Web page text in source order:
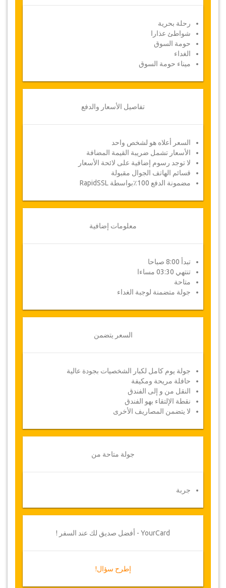
ظروف خارجة عن الإرادة بين الحين والحين. وفي مثل
هذه الحالات، تقدم للعملاء مواعيد بديلة أو استرداد
كامل للمبلغ المدفوع.
تفاصيل الخدمة لإدخال معلومات الحجز الخاصة بك
وسوف تتلقى قسيمة الخدمة تلقائيا.
رحلة بحرية
شواطئ عذارا
حومة السوق
الغداء
ميناء حومة السوق
تفاصيل الأسعار والدفع
السعر أعلاه هو لشخص واحد
الأسعار تشمل ضريبة القيمة المضافة
لا توجد رسوم إضافية على لائحة الأسعار
قسائم الهاتف الجوال مقبولة
مضمونة الدفع 100٪بواسطة RapidSSL
معلومات إضافية
تبدأ 8:00 صباحا
تنتهي 03:30 مساءا
متاحة
جولة متضمنة لوجبة الغداء
السعر يتضمن
جولة يوم كامل لكبار الشخصيات بجودة عالية
حافلة مريحة ومكيفة
النقل من و إلى الفندق
نقطة الإلتقاء بهو الفندق
لا يتضمن المصاريف الأخرى
جولة متاحة من
جربة
YourCard - أفضل صديق لك عند السفر !
إطرح سؤال!